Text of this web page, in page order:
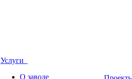
Услуги
О заводе